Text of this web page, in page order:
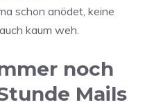
schon anödet, keine
kaum weh.
noch
Mails